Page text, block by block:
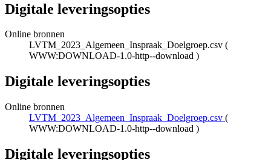
Digitale leveringsopties
Online bronnen
LVTM_2023_Algemeen_Inspraak_Doelgroep.csv (
WWW:DOWNLOAD-1.0-http--download )
Digitale leveringsopties
Online bronnen
LVTM_2023_Algemeen_Inspraak_Doelgroep.csv (
WWW:DOWNLOAD-1.0-http--download )
Digitale leveringsopties